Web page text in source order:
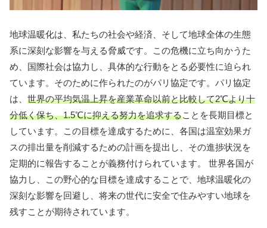
地球温暖化は、私たちの社会や経済、そして地球全体の生態
系に深刻な影響を与える脅威です。この危機に立ち向かうた
め、国際社会は協力し、具体的な行動をとる必要性に迫られ
ています。そのために作られたのがパリ協定です。パリ協定
は、 世界の平均気温上昇を産業革命以前と比較して2℃より十
分低く保ち、1.5℃に抑える努力を追求することを長期目標と
しています。この目標を達成するために、各国は温室効果ガ
スの排出量を削減するための計画を提出し、その進捗状況を
定期的に報告することが義務付けられています。 世界各国が
協力し、この野心的な目標を達成することで、地球温暖化の
深刻な影響を回避し、将来の世代に安全で住みやすい地球を
残すことが期待されています。